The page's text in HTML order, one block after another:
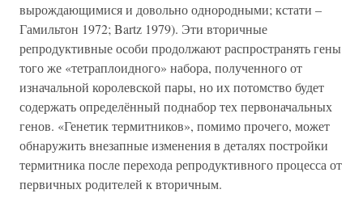
вырождающимися и довольно однородными; кстати –
Гамильтон 1972; Bartz 1979). Эти вторичные
репродуктивные особи продолжают распространять гены
того же «тетраплоидного» набора, полученного от
изначальной королевской пары, но их потомство будет
содержать определённый поднабор тех первоначальных
генов. «Генетик термитников», помимо прочего, может
обнаружить внезапные изменения в деталях постройки
термитника после перехода репродуктивного процесса от
первичных родителей к вторичным.